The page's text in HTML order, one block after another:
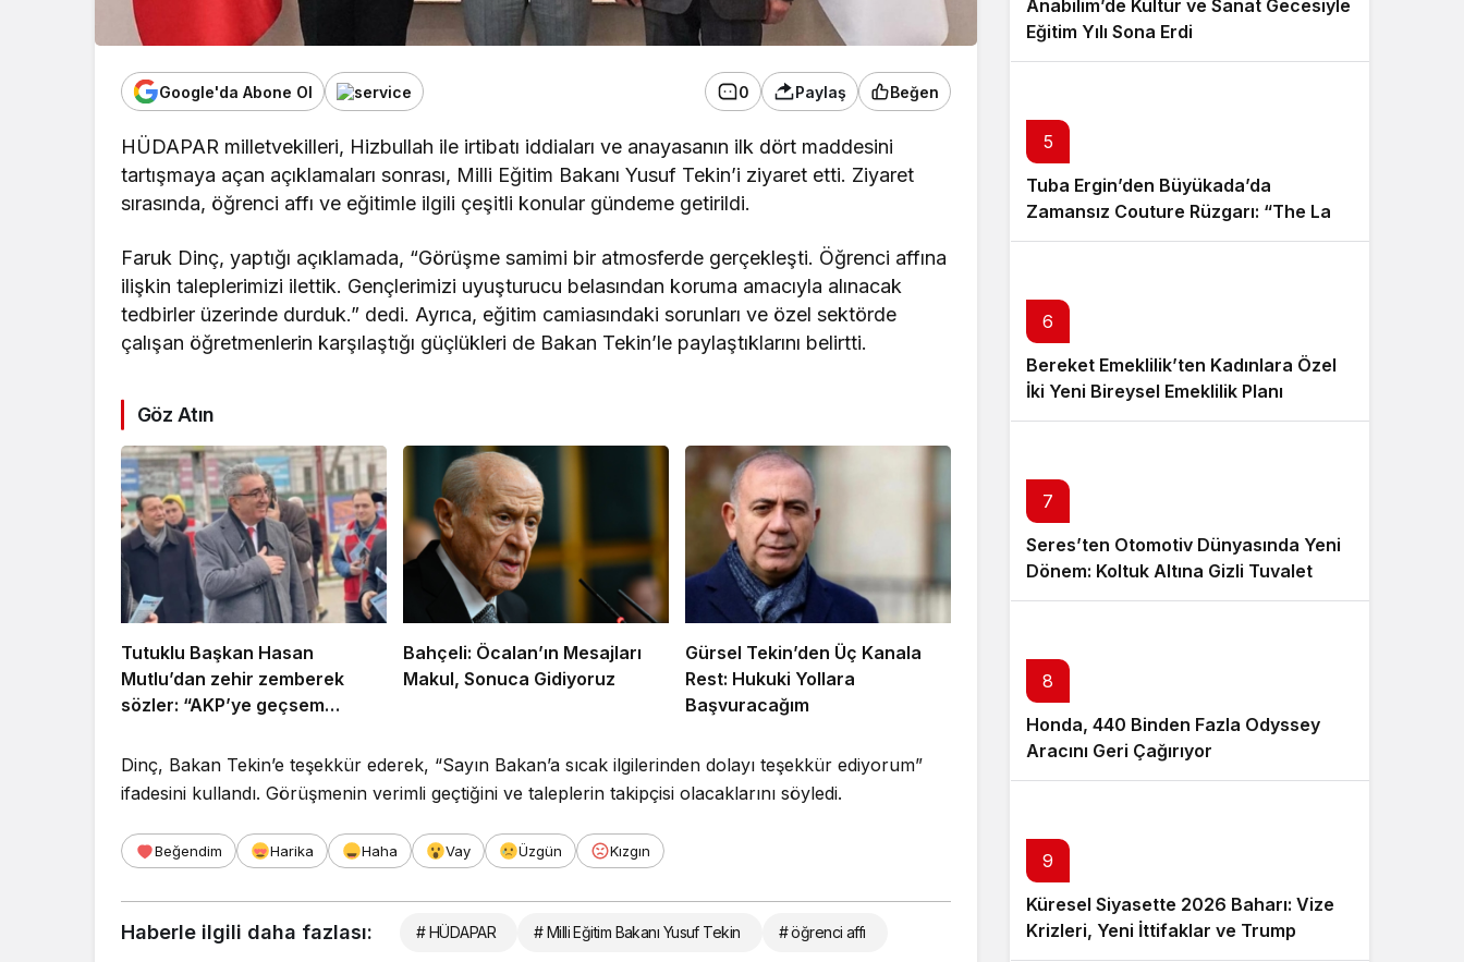
Google'da Abone Ol 0 Paylaş Beğen
HÜDAPAR milletvekilleri, Hizbullah ile irtibatı iddiaları ve anayasanın ilk dört maddesini
tartışmaya açan açıklamaları sonrası, Milli Eğitim Bakanı Yusuf Tekin’i ziyaret etti. Ziyaret
sırasında, öğrenci affı ve eğitimle ilgili çeşitli konular gündeme getirildi.
Faruk Dinç, yaptığı açıklamada, “Görüşme samimi bir atmosferde gerçekleşti. Öğrenci affına
ilişkin taleplerimizi ilettik. Gençlerimizi uyuşturucu belasından koruma amacıyla alınacak
tedbirler üzerinde durduk.” dedi. Ayrıca, eğitim camiasındaki sorunları ve özel sektörde
çalışan öğretmenlerin karşılaştığı güçlükleri de Bakan Tekin’le paylaştıklarını belirtti.
Göz Atın
Tutuklu Başkan Hasan
Mutlu’dan zehir zemberek
sözler: “AKP’ye geçsem
Bahçeli: Öcalan’ın Mesajları
Makul, Sonuca Gidiyoruz
Gürsel Tekin’den Üç Kanala
Rest: Hukuki Yollara
Başvuracağım
Dinç, Bakan Tekin’e teşekkür ederek, “Sayın Bakan’a sıcak ilgilerinden dolayı teşekkür ediyorum”
ifadesini kullandı. Görüşmenin verimli geçtiğini ve taleplerin takipçisi olacaklarını söyledi.
Beğendim Harika Haha Vay Üzgün Kızgın
Haberle ilgili daha fazlası: # HÜDAPAR # Milli Eğitim Bakanı Yusuf Tekin # öğrenci affı
Anabilim’de Kültür ve Sanat Gecesiyle
Eğitim Yılı Sona Erdi
5
Tuba Ergin’den Büyükada’da
Zamansız Couture Rüzgarı: “The Last
Empress” Koleksiyonu Tanıtıldı
6
Bereket Emeklilik’ten Kadınlara Özel
İki Yeni Bireysel Emeklilik Planı
7
Seres’ten Otomotiv Dünyasında Yeni
Dönem: Koltuk Altına Gizli Tuvalet
Patenti
8
Honda, 440 Binden Fazla Odyssey
Aracını Geri Çağırıyor
9
Küresel Siyasette 2026 Baharı: Vize
Krizleri, Yeni İttifaklar ve Trump
Tasarısı